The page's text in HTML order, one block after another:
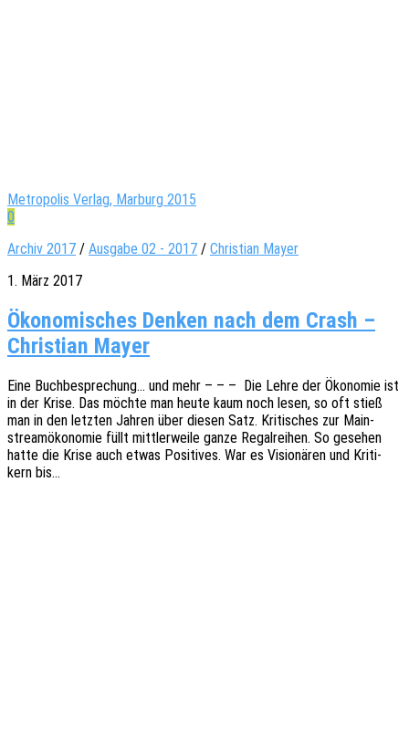
Metropolis Verlag, Marburg 2015
0
Archiv 2017 / Ausgabe 02 - 2017 / Christian Mayer
1. März 2017
Ökonomisches Denken nach dem Crash –
Christian Mayer
Eine Buch­be­spre­chung… und mehr – – – Die Lehre der Ökono­mie ist
in der Krise. Das möchte man heute kaum noch lesen, so oft stieß
man in den letz­ten Jahren über diesen Satz. Kriti­sches zur Main­
stream­öko­no­mie füllt mitt­ler­wei­le ganze Regal­rei­hen. So gese­hen
hatte die Krise auch etwas Posi­ti­ves. War es Visio­nä­ren und Kriti­
kern bis…